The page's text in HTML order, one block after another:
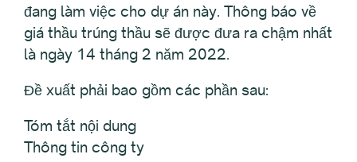
đang làm việc cho dự án này. Thông báo về
giá thầu trúng thầu sẽ được đưa ra chậm nhất
là ngày 14 tháng 2 năm 2022.
Đề xuất phải bao gồm các phần sau:
Tóm tắt nội dung
Thông tin công ty